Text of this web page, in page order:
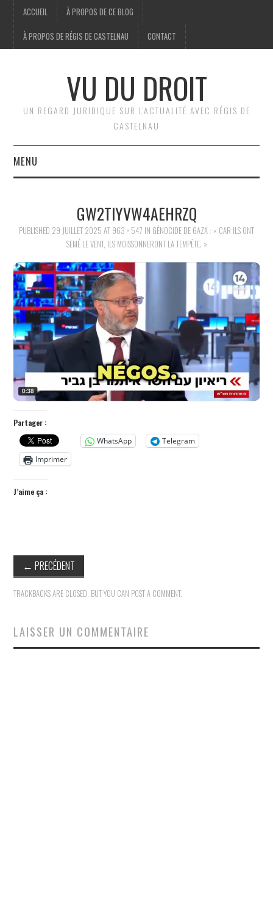
ACCUEIL À PROPOS DE CE BLOG
À PROPOS DE RÉGIS DE CASTELNAU CONTACT
VU DU DROIT
UN REGARD JURIDIQUE SUR L'ACTUALITÉ AVEC RÉGIS DE
CASTELNAU
MENU
POLITIQUE
HISTOIRE
CULTURE
GW2TIYVW4AEHRZQ
PUBLISHED 29 JUILLET 2025 AT 963 × 547 IN GÉNOCIDE DE GAZA : « CAR ILS ONT
SEMÉ LE VENT, ILS MOISSONNERONT LA TEMPÊTE. »
Partager :
WhatsApp
Telegram
Imprimer
J’aime ça :
← PRECÉDENT
TRACKBACKS ARE CLOSED, BUT YOU CAN POST A COMMENT.
LAISSER UN COMMENTAIRE